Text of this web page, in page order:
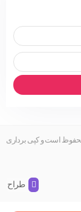
است و کپی برداری
طراح